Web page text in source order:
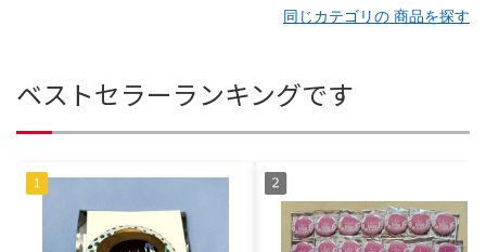
同じカテゴリの 商品を探す
ベストセラーランキングです